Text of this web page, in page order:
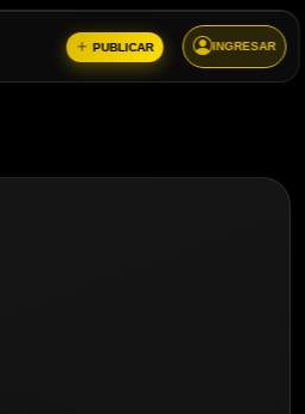
PUBLICAR INGRESAR